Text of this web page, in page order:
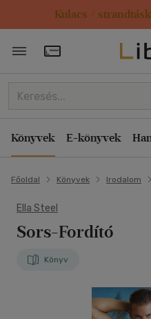
Kulacs /
Törzsvásárlói
Könyvek E-könyvek
Főoldal Könyvek Irodalom
Ella Steel
Sors-Fordító
Könyv